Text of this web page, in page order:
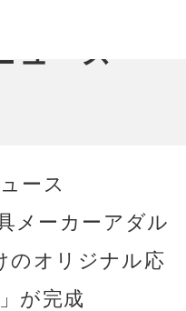
ュース
ース
メーカーアダル
のオリジナル応
が完成